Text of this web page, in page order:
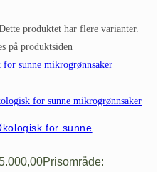
produktet har flere varianter.
på produktsiden
for sunne
Prisområde: